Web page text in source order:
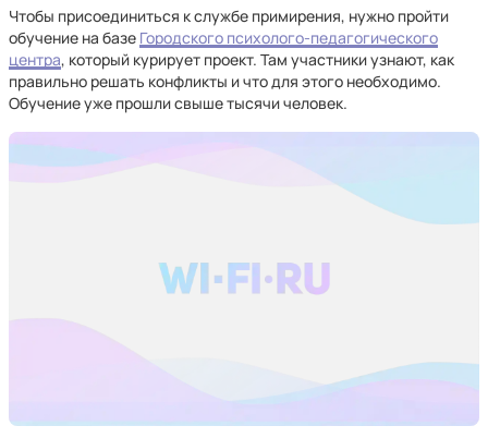
Чтобы присоединиться к службе примирения, нужно пройти
обучение на базе Городского психолого-педагогического
центра, который курирует проект. Там участники узнают, как
правильно решать конфликты и что для этого необходимо.
Обучение уже прошли свыше тысячи человек.